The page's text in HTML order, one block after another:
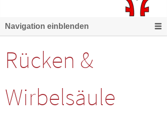
Navigation einblenden
Rücken &
Wirbelsäule